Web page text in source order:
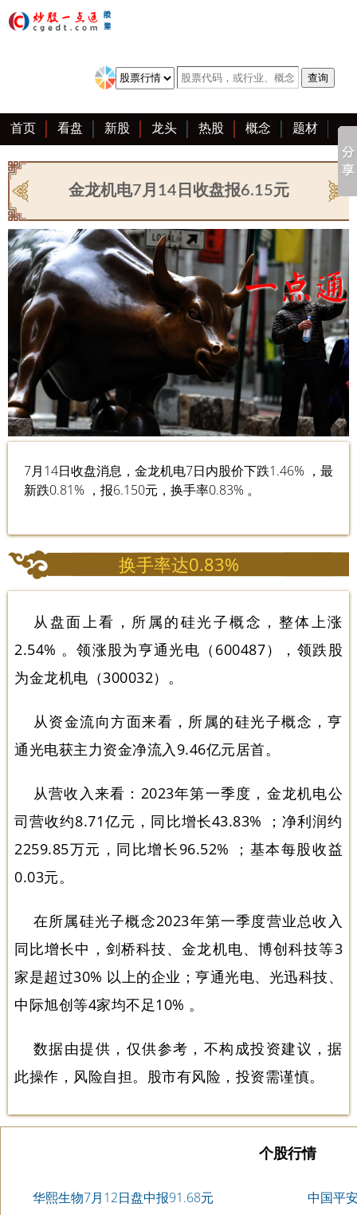
首页 看盘 新股 龙头 热股 概念 题材
亮点 创业板 资料 复盘 区块链 大全
金龙机电7月14日收盘报6.15元
7月14日收盘消息，金龙机电7日内股价下跌1.46% ，最
新跌0.81% ，报6.150元，换手率0.83% 。
换手率达0.83%
从盘面上看，所属的硅光子概念，整体上涨
2.54% 。领涨股为亨通光电（600487），领跌股
为金龙机电（300032）。
从资金流向方面来看，所属的硅光子概念，亨
通光电获主力资金净流入9.46亿元居首。
从营收入来看：2023年第一季度，金龙机电公
司营收约8.71亿元，同比增长43.83% ；净利润约
2259.85万元，同比增长96.52% ；基本每股收益
0.03元。
在所属硅光子概念2023年第一季度营业总收入
同比增长中，剑桥科技、金龙机电、博创科技等3
家是超过30% 以上的企业；亨通光电、光迅科技、
中际旭创等4家均不足10% 。
数据由提供，仅供参考，不构成投资建议，据
此操作，风险自担。股市有风险，投资需谨慎。
个股行情
华熙生物7月12日盘中报91.68元
中国平